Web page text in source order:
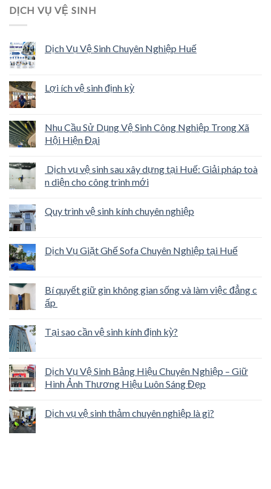
DỊCH VỤ VỆ SINH
Dịch Vụ Vệ Sinh Chuyên Nghiệp Huế
Lợi ích vệ sinh định kỳ
Nhu Cầu Sử Dụng Vệ Sinh Công Nghiệp Trong Xã
Hội Hiện Đại
Dịch vụ vệ sinh sau xây dựng tại Huế: Giải pháp toà
n diện cho công trình mới
Quy trình vệ sinh kính chuyên nghiệp
Dịch Vụ Giặt Ghế Sofa Chuyên Nghiệp tại Huế
Bí quyết giữ gìn không gian sống và làm việc đẳng c
ấp
Tại sao cần vệ sinh kính định kỳ?
Dịch Vụ Vệ Sinh Bảng Hiệu Chuyên Nghiệp – Giữ
Hình Ảnh Thương Hiệu Luôn Sáng Đẹp
Dịch vụ vệ sinh thảm chuyên nghiệp là gì?